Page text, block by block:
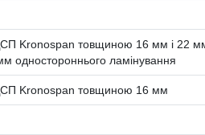
Kronospan товщиною 16 мм і 22
одностороннього ламінування
Kronospan товщиною 16 мм